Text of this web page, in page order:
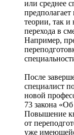
или среднее
теории, так и
перехода в
Например,
После
специалист
новой
73 закона
Повышение
от
уже